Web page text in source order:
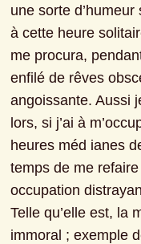
une sorte
à cette heure
me procura,
enfilé de rêves
angoissante. Aussi
lors, si j’ai à
heures méd ianes
temps de me
occupation
Telle qu’elle est, la
immoral ; exemple